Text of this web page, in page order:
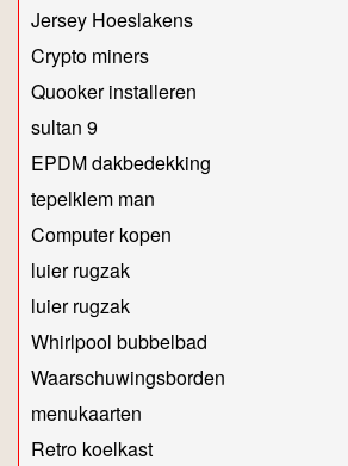
Jersey Hoeslakens
Crypto miners
Quooker installeren
sultan 9
EPDM dakbedekking
tepelklem man
Computer kopen
luier rugzak
luier rugzak
Whirlpool bubbelbad
Waarschuwingsborden
menukaarten
Retro koelkast